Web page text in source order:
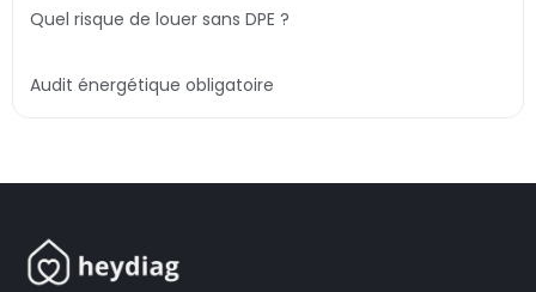
Quel risque de louer sans DPE ?
Audit énergétique obligatoire